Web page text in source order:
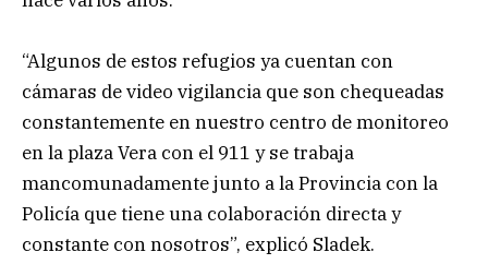
“Algunos de estos refugios ya cuentan con
cámaras de video vigilancia que son chequeadas
constantemente en nuestro centro de monitoreo
en la plaza Vera con el 911 y se trabaja
mancomunadamente junto a la Provincia con la
Policía que tiene una colaboración directa y
constante con nosotros”, explicó Sladek.